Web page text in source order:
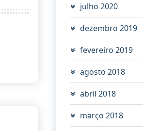
julho 2020
dezembro 2019
fevereiro 2019
agosto 2018
abril 2018
março 2018